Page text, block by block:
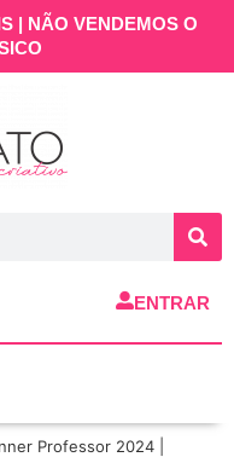
| NÃO VENDEMOS O
ENTRAR
Professor 2024 |